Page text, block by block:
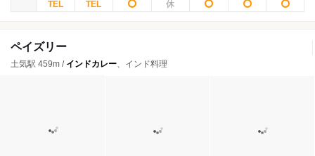
ペイズリー
土気駅 459m / インドカレー、インド料理